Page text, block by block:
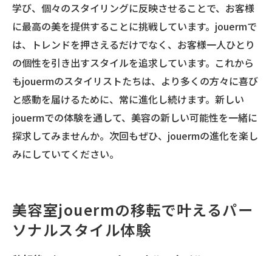
学び、個々のスタイリングに反映させることで、お客様
に最高の美を提供することに挑戦しています。jouermで
は、トレンドを押さえるだけでなく、お客様一人ひとり
の個性を引き出すスタイルを追求しています。これから
もjouermのスタイリストたちは、より多くの方々に喜び
と感動を届けるために、常に進化し続けます。新しい
jouermでの体験を通して、美容の新しい可能性を一緒に
探求してみませんか。次回もぜひ、jouermの進化を楽し
みにしていてください。
美容室jouermの移転で叶えるパー
ソナルスタイル体験